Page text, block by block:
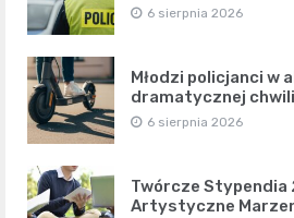
6 sierpnia 2026
Młodzi policjanci w
dramatycznej chwili
6 sierpnia 2026
Twórcze Stypendia
Artystyczne